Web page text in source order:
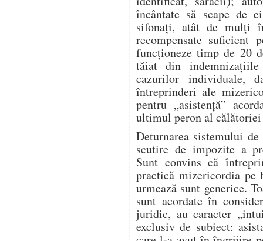
încântate să scape de
sifonați, atât de mulți
recompensate suficient
funcționeze timp de 20
tăiat din
cazurilor individuale,
întreprinderi ale
pentru „asistență”
ultimul peron al
Deturnarea sistemului
scutire de impozite a
Sunt convins că
practică mizericordia pe
urmează sunt generice.
sunt acordate în
juridic, au caracter
exclusiv de subiect: